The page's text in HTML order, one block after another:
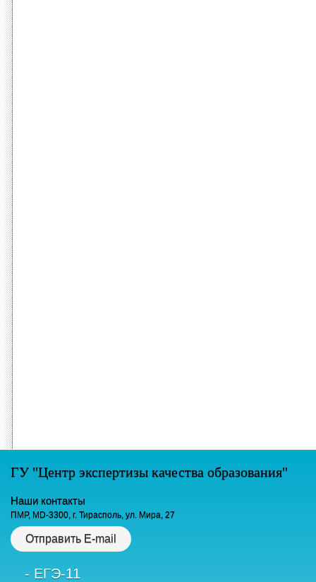
ГУ "Центр экспертизы качества образования"
Наши контакты
ПМР, MD-3300, г. Тирасполь, ул. Мира, 27
Отправить E-mail
- ЕГЭ-11